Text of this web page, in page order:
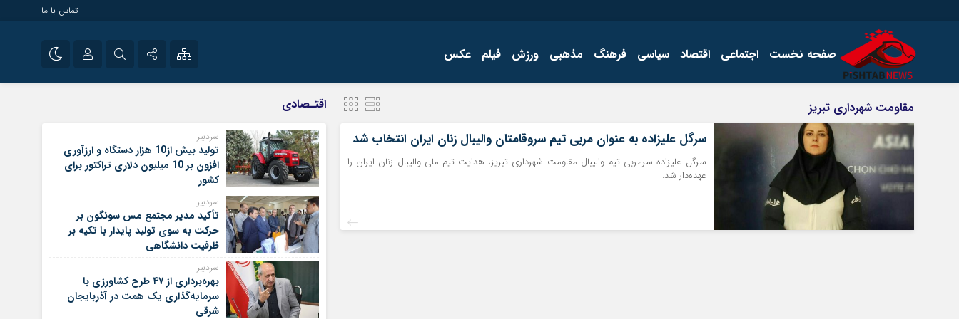
تماس با ما
صفحه نخست اجتماعی اقتصاد سیاسی فرهنگ مذهبی ورزش فیلم عکس
سروش
ایتا
آپارات
رمز عبور
مرا به خاطر بسپار
اجتماعی
اقتصاد
سیاسی
فرهنگ
گالری فیلم
گالری عکس
اقتصاد
فرهنگ
مقاومت شهرداری تبریز
سرگل علیزاده به عنوان مربی تیم سروقامتان والیبال زنان ایران انتخاب شد
سرگل علیزاده سرمربی تیم والیبال مقاومت شهرداری تبریز، هدایت تیم ملی والیبال زنان ایران را
عهده‌دار شد.
اقتـصادی
سردبیر
تولید بیش از10 هزار دستگاه و ارزآوری
افزون بر 10 میلیون دلاری تراکتور برای
کشور
سردبیر
تأکید مدیر مجتمع مس سونگون بر
حرکت به سوی تولید پایدار با تکیه بر
ظرفیت دانشگاهی
سردبیر
بهره‌برداری از ۴۷ طرح کشاورزی با
سرمایه‌گذاری یک همت در آذربایجان
شرقی